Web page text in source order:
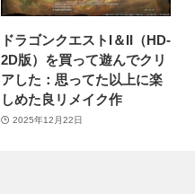
ドラゴンクエストI＆II（HD-
2D版）を買って遊んでクリ
アした：思ってた以上に楽
しめた良リメイク作
2025年12月22日